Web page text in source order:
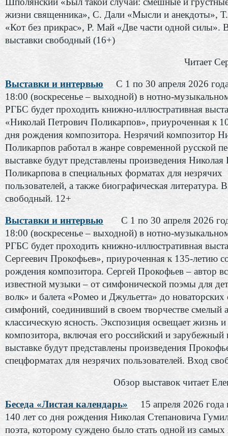
жизни священника», С. Дали «Мысли и анекдоты», Т.
«Кот без прикрас», Р. Май «Две части одной силы».
выставки свободный (16+)
Читает
Выставки и интервью
С 1 по 30 апреля 2026
18:00 (воскресенье – выходной) в нотно-
РГБС будет проходить книжно-иллюстративная
«Николай Петрович Поликарпов», приуроченная к
дня рождения композитора. Незрячий композитор
Поликарпов работал в жанре современной русской
выставке будут представлены произведения Николая
Поликарпова в специальных форматах для незрячих
пользователей, а также биографическая литература.
свободный. 12+
Выставки и интервью
С 1 по 30 апреля 2026
18:00 (воскресенье – выходной) в нотно-
РГБС будет проходить книжно-иллюстративная
Сергеевич Прокофьев», приуроченная к 135-летию
рождения композитора. Сергей Прокофьев – автор
известной музыки – от симфонической поэмы для
волк» и балета «Ромео и Джульетта» до новаторских
симфоний, соединивший в своем творчестве смелый
классическую ясность. Экспозиция освещает жизнь и
композитора, включая его российский и
выставке будут представлены произведения
спецформатах для незрячих пользователей. Вход
Обзор выставок читает
Беседа «Листая календарь»
15 апреля 2026 года
140 лет со дня рождения Николая Степановича
поэта, которому суждено было стать одной из самых